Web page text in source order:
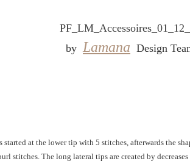
by Lamana Design
started at the lower tip with 5 stitches, afterwards the
stitches. The long lateral tips are created by